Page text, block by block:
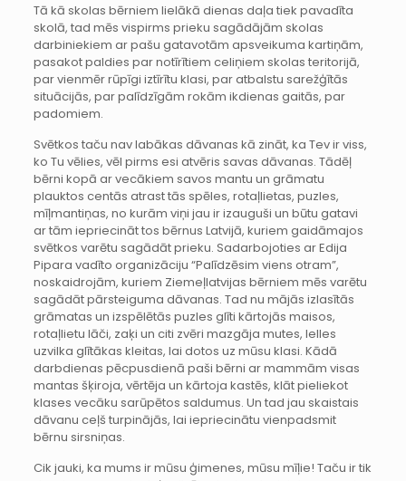
Tā kā skolas bērniem lielākā dienas daļa tiek pavadīta
skolā, tad mēs vispirms prieku sagādājām skolas
darbiniekiem ar pašu gatavotām apsveikuma kartiņām,
pasakot paldies par notīrītiem celiņiem skolas teritorijā,
par vienmēr rūpīgi iztīrītu klasi, par atbalstu sarežģītās
situācijās, par palīdzīgām rokām ikdienas gaitās, par
padomiem.
Svētkos taču nav labākas dāvanas kā zināt, ka Tev ir viss,
ko Tu vēlies, vēl pirms esi atvēris savas dāvanas. Tādēļ
bērni kopā ar vecākiem savos mantu un grāmatu
plauktos centās atrast tās spēles, rotaļlietas, puzles,
mīļmantiņas, no kurām viņi jau ir izauguši un būtu gatavi
ar tām iepriecināt tos bērnus Latvijā, kuriem gaidāmajos
svētkos varētu sagādāt prieku. Sadarbojoties ar Edija
Pipara vadīto organizāciju “Palīdzēsim viens otram”,
noskaidrojām, kuriem Ziemeļlatvijas bērniem mēs varētu
sagādāt pārsteiguma dāvanas. Tad nu mājās izlasītās
grāmatas un izspēlētās puzles glīti kārtojās maisos,
rotaļlietu lāči, zaķi un citi zvēri mazgāja mutes, lelles
uzvilka glītākas kleitas, lai dotos uz mūsu klasi. Kādā
darbdienas pēcpusdienā paši bērni ar mammām visas
mantas šķiroja, vērtēja un kārtoja kastēs, klāt pieliekot
klases vecāku sarūpētos saldumus. Un tad jau skaistais
dāvanu ceļš turpinājās, lai iepriecinātu vienpadsmit
bērnu sirsniņas.
Cik jauki, ka mums ir mūsu ģimenes, mūsu mīļie! Taču ir tik